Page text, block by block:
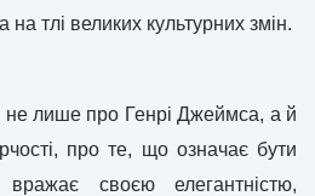
на тлі великих культурних змін.
лише про Генрі Джеймса, а й
про те, що означає бути
своєю елегантністю,